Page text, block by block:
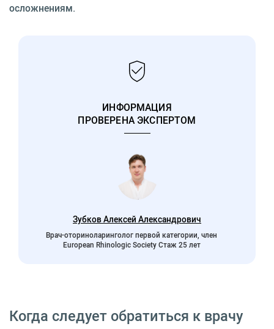
осложнениям.
ИНФОРМАЦИЯ
ПРОВЕРЕНА ЭКСПЕРТОМ
Зубков Алексей Александрович
Врач-оториноларинголог первой категории, член
European Rhinologic Society Стаж 25 лет
Когда следует обратиться к врачу